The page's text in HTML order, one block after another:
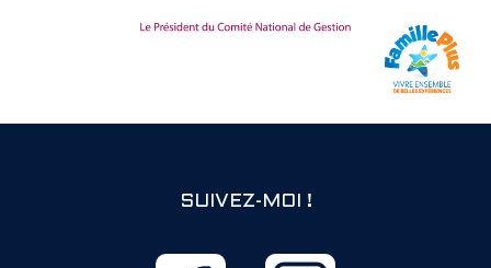
SUIVEZ-MOI !